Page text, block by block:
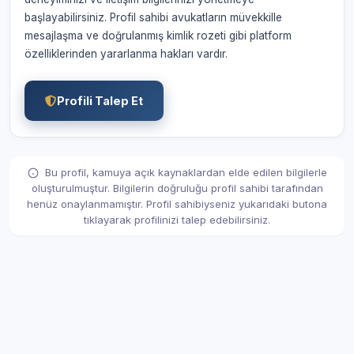
başlayabilirsiniz. Profil sahibi avukatların müvekkille
mesajlaşma ve doğrulanmış kimlik rozeti gibi platform
özelliklerinden yararlanma hakları vardır.
Profili Talep Et
Bu profil, kamuya açık kaynaklardan elde edilen bilgilerle
oluşturulmuştur. Bilgilerin doğruluğu profil sahibi tarafından
henüz onaylanmamıştır. Profil sahibiyseniz yukarıdaki butona
tıklayarak profilinizi talep edebilirsiniz.